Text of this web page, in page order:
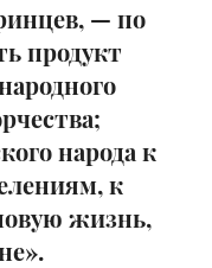
— по
продукт
народа к
к
жизнь,